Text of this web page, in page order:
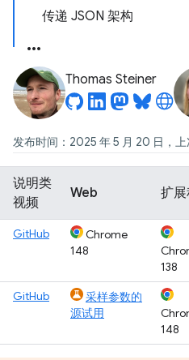
传递 JSON 架构
Thomas Steiner
发布时间：2025 年 5 月 20 日，
说明类
视频
Web 扩
GitHub
Chrome
148
138
GitHub
采样参数的
源试用
148